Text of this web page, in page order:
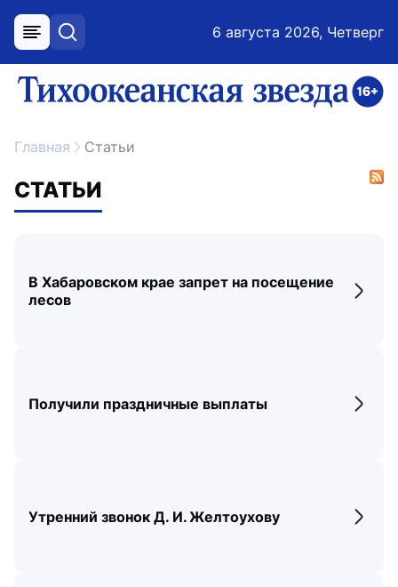
меню поиск 6 августа 2026, Четверг
ссылка на главную
Главная Статьи
СТАТЬИ
В Хабаровском крае запрет на посещение
лесов
Получили праздничные выплаты
Утренний звонок Д. И. Желтоухову